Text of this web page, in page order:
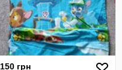
150 грн